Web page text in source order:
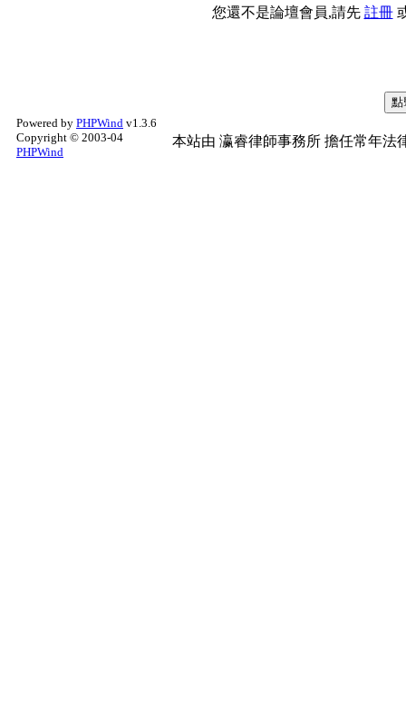
您還不是論壇會員,請先 註冊
Powered by PHPWind v1.3.6
Copyright © 2003-04
PHPWind
本站由 瀛睿律師事務所 擔任常年法